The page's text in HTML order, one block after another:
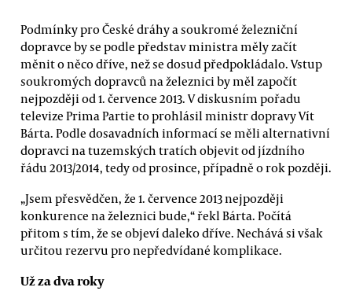
Podmínky pro České dráhy a soukromé železniční
dopravce by se podle představ ministra měly začít
měnit o něco dříve, než se dosud předpokládalo. Vstup
soukromých dopravců na železnici by měl započít
nejpozději od 1. července 2013. V diskusním pořadu
televize Prima Partie to prohlásil ministr dopravy Vít
Bárta. Podle dosavadních informací se měli alternativní
dopravci na tuzemských tratích objevit od jízdního
řádu 2013/2014, tedy od prosince, případně o rok později.
„Jsem přesvědčen, že 1. července 2013 nejpozději
konkurence na železnici bude,“ řekl Bárta. Počítá
přitom s tím, že se objeví daleko dříve. Nechává si však
určitou rezervu pro nepředvídané komplikace.
Už za dva roky